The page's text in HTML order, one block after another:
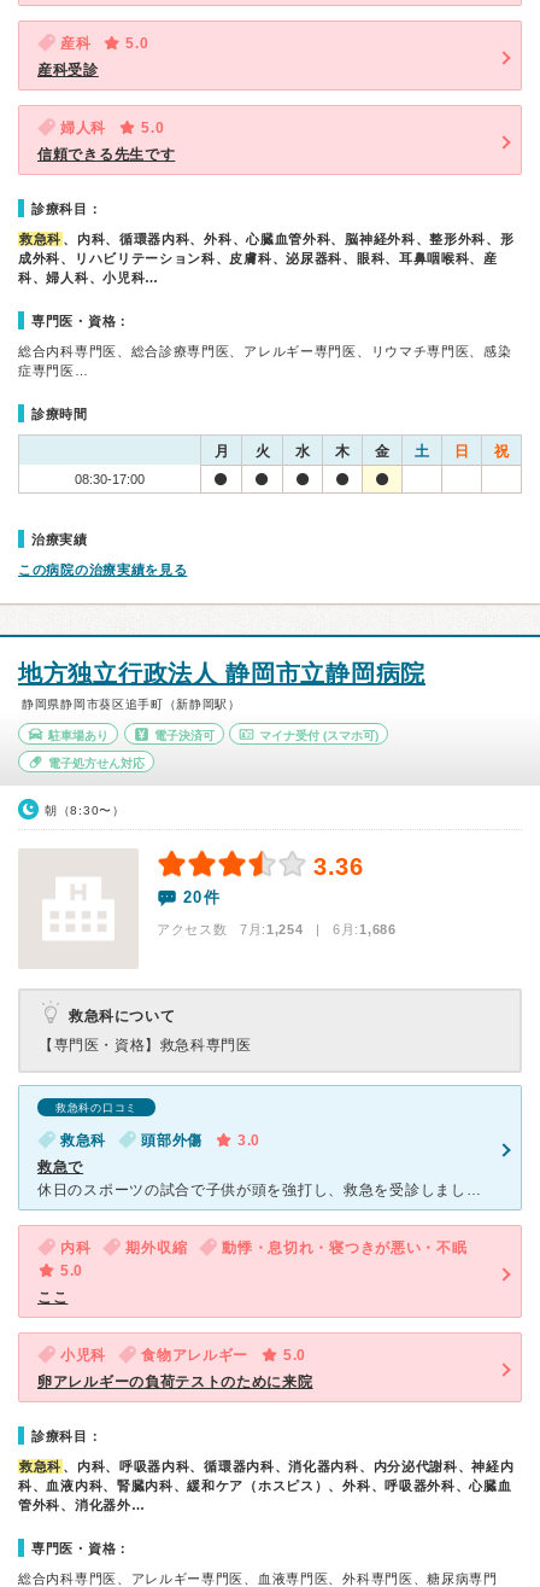
産科
5.0
産科受診
婦人科
5.0
信頼できる先生です
診療科目：
救急科 、内科、循環器内科、外科、心臓血管外科、脳神経外科、整形外科、形
成外科、リハビリテーション科、皮膚科、泌尿器科、眼科、耳鼻咽喉科、産
科、婦人科、小児科…
専門医・資格：
総合内科専門医、総合診療専門医、アレルギー専門医、リウマチ専門医、感染
症専門医…
診療時間
月 火 水 木 金 土 日 祝
08:30-17:00
治療実績
この病院の治療実績を見る
地方独立行政法人 静岡市立静岡病院
静岡県静岡市葵区追手町（新静岡駅）
駐車場あり 電子決済可 マイナ受付 (スマホ可)
電子処方せん対応
朝（8:30〜）
3.36
20件
アクセス数 7月:1,254 | 6月:1,686
救急科について
【専門医・資格】 救急科専門医
救急科の口コミ
救急科 頭部外傷
3.0
救急で
休日のスポーツの試合で子供が頭を強打し、救急を受診しました。 病院に向かう時から子供は頭が痛い痛いと叫び、病院でも同じ様子だったのですが、病院の方々には見慣れた光景なのかあまり心配もされず淡々とした
内科 期外収縮
動悸・息切れ・寝つきが悪い・不眠
5.0
ここ
小児科 食物アレルギー
5.0
卵アレルギーの負荷テストのために来院
診療科目：
救急科 、内科、呼吸器内科、循環器内科、消化器内科、内分泌代謝科、神経内
科、血液内科、腎臓内科、緩和ケア（ホスピス）、外科、呼吸器外科、心臓血
管外科、消化器外…
専門医・資格：
総合内科専門医、アレルギー専門医、血液専門医、外科専門医、糖尿病専門